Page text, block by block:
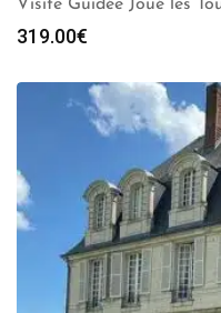
Visite Guidée Joué les
319.00€